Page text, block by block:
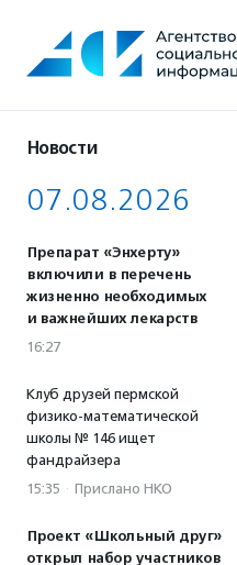
содержанию
Новости
07.08.2026
Препарат «Энхерту»
включили в перечень
жизненно необходимых
и важнейших лекарств
16:27
Клуб друзей пермской
физико-математической
школы № 146 ищет
фандрайзера
15:35 · Прислано НКО
Проект «Школьный друг»
открыл набор участников